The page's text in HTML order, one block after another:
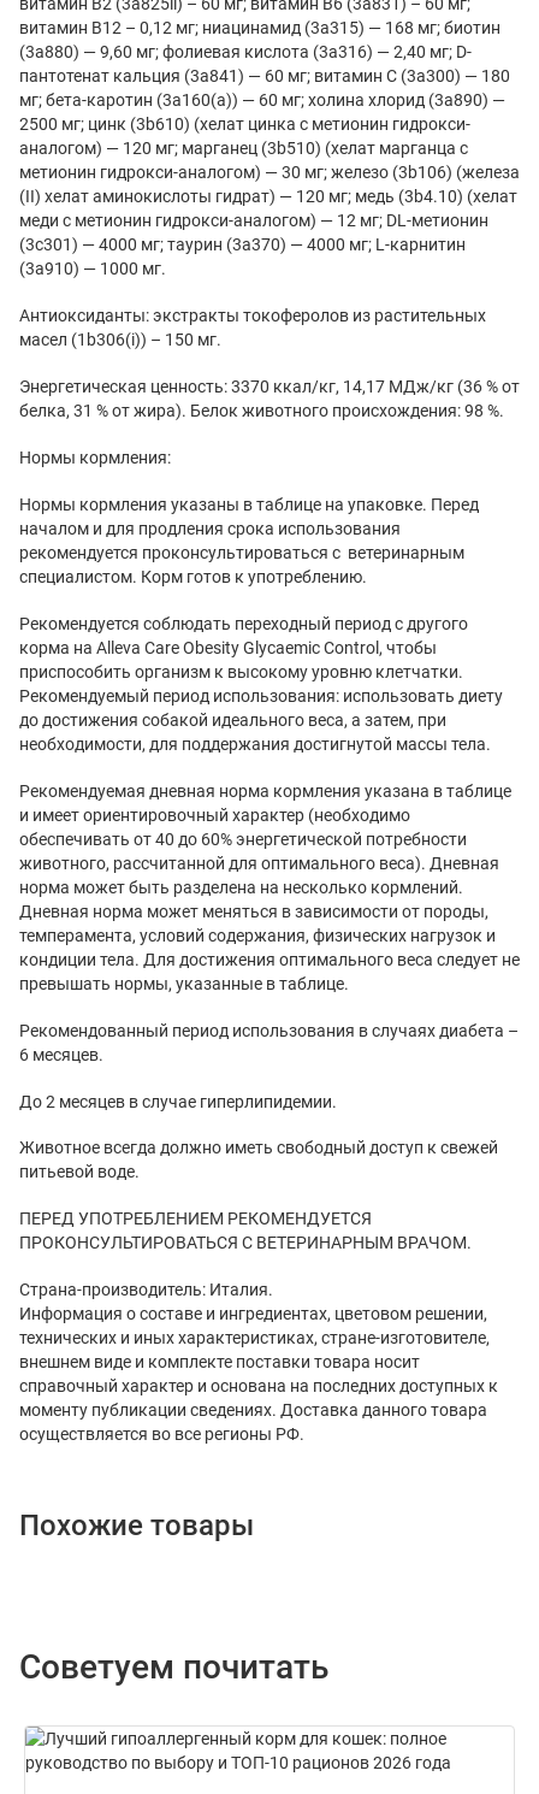
витамин B12 – 0,12 мг; ниацинамид (3а315) — 168 мг; биотин
(3a880) — 9,60 мг; фолиевая кислота (3a316) — 2,40 мг; D-
пантотенат кальция (3a841) — 60 мг; витамин С (3a300) — 180
мг; бета-каротин (3a160(a)) — 60 мг; холина хлорид (3a890) —
2500 мг; цинк (3b610) (хелат цинка с метионин гидрокси-
аналогом) — 120 мг; марганец (3b510) (хелат марганца с
метионин гидрокси-аналогом) — 30 мг; железо (3b106) (железа
(II) хелат аминокислоты гидрат) — 120 мг; медь (3b4.10) (хелат
меди с метионин гидрокси-аналогом) — 12 мг; DL-метионин
(3c301) — 4000 мг; таурин (3a370) — 4000 мг; L-карнитин
(3a910) — 1000 мг.
Антиоксиданты: экстракты токоферолов из растительных
масел (1b306(i)) – 150 мг.
Энергетическая ценность: 3370 ккал/кг, 14,17 МДж/кг (36 % от
белка, 31 % от жира). Белок животного происхождения: 98 %.
Нормы кормления:
Нормы кормления указаны в таблице на упаковке. Перед
началом и для продления срока использования
рекомендуется проконсультироваться с ветеринарным
специалистом. Корм готов к употреблению.
Рекомендуется соблюдать переходный период с другого
корма на Alleva Care Obesity Glycaemic Control, чтобы
приспособить организм к высокому уровню клетчатки.
Рекомендуемый период использования: использовать диету
до достижения собакой идеального веса, а затем, при
необходимости, для поддержания достигнутой массы тела.
Рекомендуемая дневная норма кормления указана в таблице
и имеет ориентировочный характер (необходимо
обеспечивать от 40 до 60% энергетической потребности
животного, рассчитанной для оптимального веса). Дневная
норма может быть разделена на несколько кормлений.
Дневная норма может меняться в зависимости от породы,
темперамента, условий содержания, физических нагрузок и
кондиции тела. Для достижения оптимального веса следует не
превышать нормы, указанные в таблице.
Рекомендованный период использования в случаях диабета –
6 месяцев.
До 2 месяцев в случае гиперлипидемии.
Животное всегда должно иметь свободный доступ к свежей
питьевой воде.
ПЕРЕД УПОТРЕБЛЕНИЕМ РЕКОМЕНДУЕТСЯ
ПРОКОНСУЛЬТИРОВАТЬСЯ С ВЕТЕРИНАРНЫМ ВРАЧОМ.
Страна-производитель: Италия.
Информация о составе и ингредиентах, цветовом решении,
технических и иных характеристиках, стране-изготовителе,
внешнем виде и комплекте поставки товара носит
справочный характер и основана на последних доступных к
моменту публикации сведениях. Доставка данного товара
осуществляется во все регионы РФ.
Похожие товары
Советуем почитать